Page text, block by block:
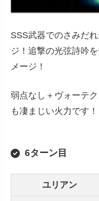
SSS武器でのさみだ
ジ！追撃の光弦詩吟
メージ！
弱点なし＋ヴォーテ
も凄まじい火力です！
6ターン目
ユリアン